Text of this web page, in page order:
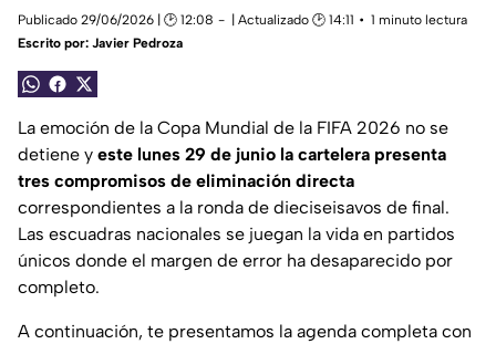
Publicado 29/06/2026 | 🕑 12:08 | Actualizado 🕑 14:11
1 minuto lectura
Escrito por: Javier Pedroza
La emoción de la Copa Mundial de la FIFA 2026 no se
detiene y este lunes 29 de junio la cartelera presenta
tres compromisos de eliminación directa
correspondientes a la ronda de dieciseisavos de final.
Las escuadras nacionales se juegan la vida en partidos
únicos donde el margen de error ha desaparecido por
completo.
A continuación, te presentamos la agenda completa con